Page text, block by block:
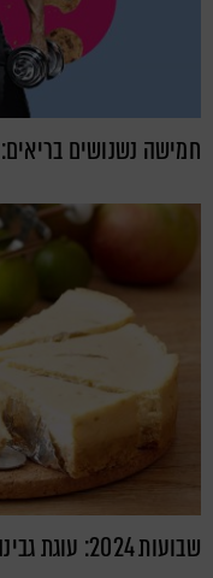
חמישה נשנושים
שבועות 2024: עוגת גבינה אקסטרה חלבון ממכרת